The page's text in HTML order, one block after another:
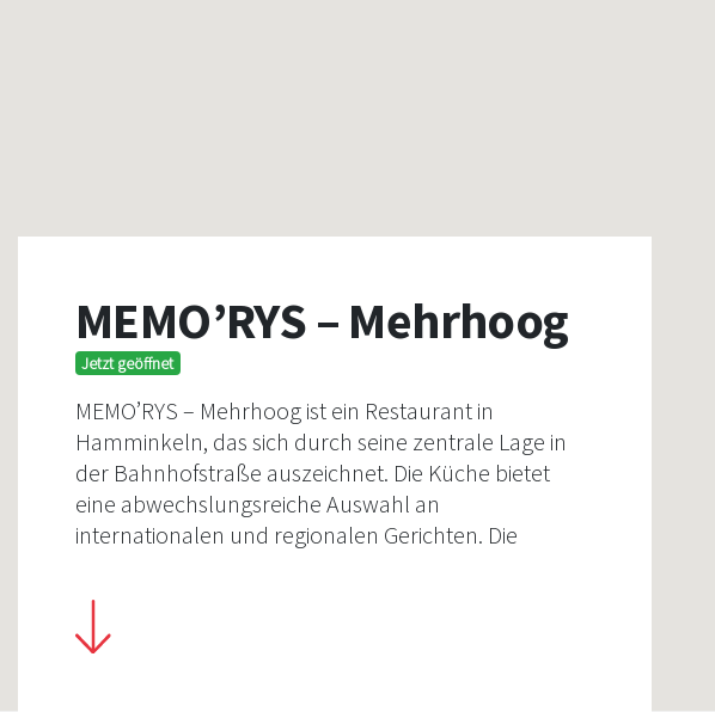
MEMO’RYS – Mehrhoog
Jetzt geöffnet
MEMO’RYS – Mehrhoog ist ein Restaurant in
Hamminkeln, das sich durch seine zentrale Lage in
der Bahnhofstraße auszeichnet. Die Küche bietet
eine abwechslungsreiche Auswahl an
internationalen und regionalen Gerichten. Die
saisonale Zutaten zu integrieren.